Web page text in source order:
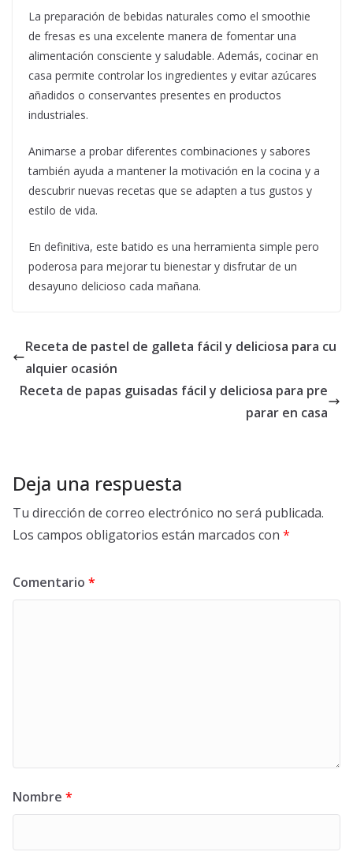
La preparación de bebidas naturales como el smoothie
de fresas es una excelente manera de fomentar una
alimentación consciente y saludable. Además, cocinar en
casa permite controlar los ingredientes y evitar azúcares
añadidos o conservantes presentes en productos
industriales.
Animarse a probar diferentes combinaciones y sabores
también ayuda a mantener la motivación en la cocina y a
descubrir nuevas recetas que se adapten a tus gustos y
estilo de vida.
En definitiva, este batido es una herramienta simple pero
poderosa para mejorar tu bienestar y disfrutar de un
desayuno delicioso cada mañana.
Receta de pastel de galleta fácil y deliciosa para cu
alquier ocasión
Receta de papas guisadas fácil y deliciosa para pre
parar en casa
Deja una respuesta
Tu dirección de correo electrónico no será publicada.
Los campos obligatorios están marcados con *
Comentario *
Nombre *